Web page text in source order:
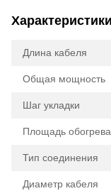
Характеристики
Длина кабеля
Общая мощность
Шаг укладки
Площадь
Тип соединения
Диаметр кабеля